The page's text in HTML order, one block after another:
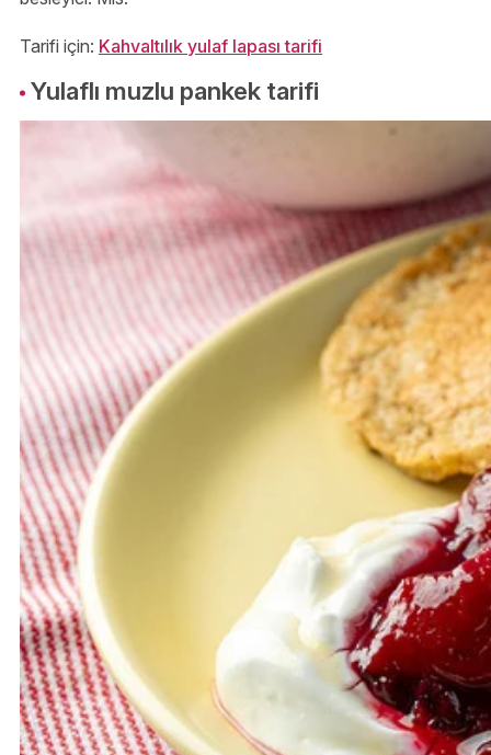
Tarifi için: Kahvaltılık yulaf lapası tarifi
Yulaflı muzlu pankek tarifi